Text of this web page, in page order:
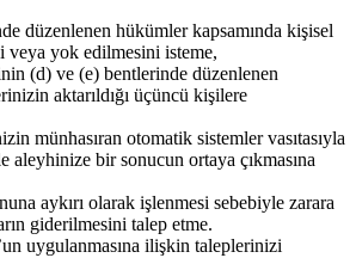
düzenlenen hükümler kapsamında kişisel
yok edilmesini isteme,
(d) ve (e) bentlerinde düzenlenen
aktarıldığı üçüncü kişilere
münhasıran otomatik sistemler vasıtasıyla
aleyhinize bir sonucun ortaya çıkmasına
aykırı olarak işlenmesi sebebiyle zarara
giderilmesini talep etme.
uygulanmasına ilişkin taleplerinizi